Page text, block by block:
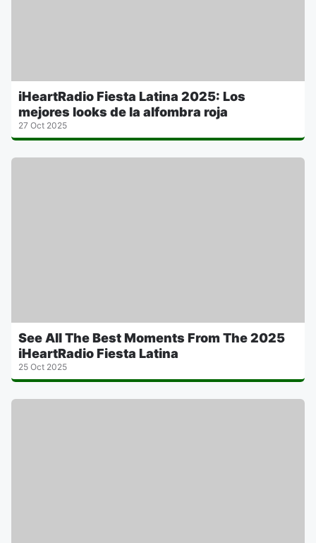
iHeartRadio Fiesta Latina 2025: Los
mejores looks de la alfombra roja
27 Oct 2025
See All The Best Moments From The 2025
iHeartRadio Fiesta Latina
25 Oct 2025